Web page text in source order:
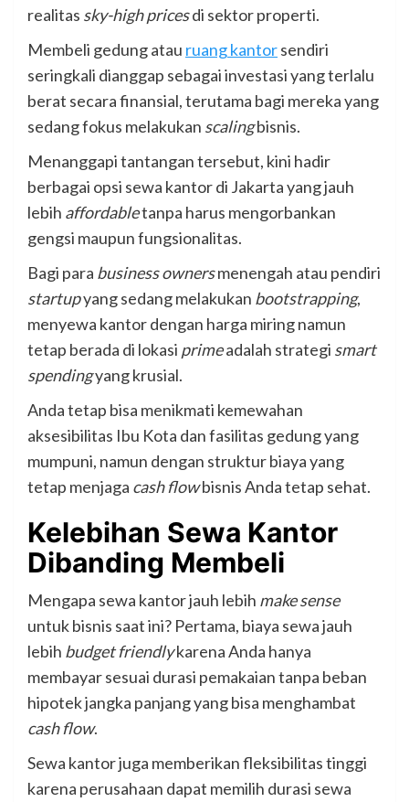
realitas sky-high pricesdi sektor properti.
Membeli gedung atau ruang kantorsendiri
seringkali dianggap sebagai investasi yang terlalu
berat secara finansial, terutama bagi mereka yang
sedang fokus melakukan scalingbisnis.
Menanggapi tantangan tersebut, kini hadir
berbagai opsi sewa kantor di Jakarta yang jauh
lebih affordabletanpa harus mengorbankan
gengsi maupun fungsionalitas.
Bagi para business ownersmenengah atau pendiri
startupyang sedang melakukan bootstrapping,
menyewa kantor dengan harga miring namun
tetap berada di lokasi primeadalah strategi smart
spendingyang krusial.
Anda tetap bisa menikmati kemewahan
aksesibilitas Ibu Kota dan fasilitas gedung yang
mumpuni, namun dengan struktur biaya yang
tetap menjaga cash flowbisnis Anda tetap sehat.
Kelebihan Sewa Kantor
Dibanding Membeli
Mengapa sewa kantor jauh lebih make sense
untuk bisnis saat ini? Pertama, biaya sewa jauh
lebih budget friendlykarena Anda hanya
membayar sesuai durasi pemakaian tanpa beban
hipotek jangka panjang yang bisa menghambat
cash flow.
Sewa kantor juga memberikan fleksibilitas tinggi
karena perusahaan dapat memilih durasi sewa